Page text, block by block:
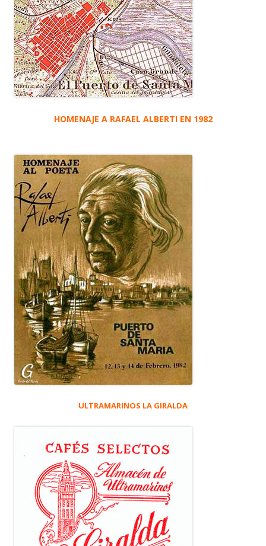
HOMENAJE A RAFAEL ALBERTI EN 1982
ULTRAMARINOS LA GIRALDA